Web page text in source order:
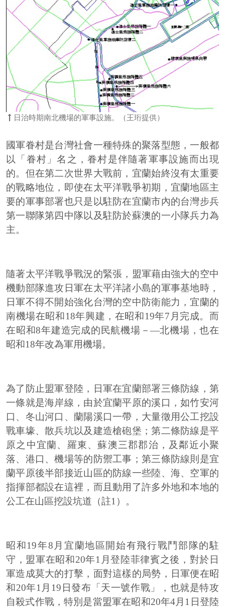
日治時期南北機場的軍事設施。（王珩提供）
國軍眷村是台灣社會一種特殊的聚落型態，一般都
以「眷村」名之，眷村是伴隨著軍事設施而出現
的。但在第二次世界大戰前，宜蘭始終沒有太重要
的戰略地位，即使在太平洋戰爭初期，宜蘭地區主
要的軍事部署也只是以駐防在宜蘭市內的台灣步兵
第一聯隊第四中隊以及駐防於蘇澳的一小隊兵力為
主。
隨著太平洋戰爭戰況的緊張，盟軍藉由強大的空中
機動部隊進攻日軍在太平洋諸小島的軍事基地時，
日軍不得不開始強化台灣的空中防衛能力，宜蘭的
南機場在昭和18年興建，在昭和19年7月完成。而
在昭和8年建造完成的民航機場－—北機場，也在
昭和18年改為軍用機場。
為了防止盟軍登陸，日軍在宜蘭部署三條防線，第
一條就是海岸線，由於宜蘭平原的溪口，如竹安河
口、冬山河口、蘭陽溪口一帶，大量徵用公工挖設
戰車壕、散兵坑以及建造槍砲堡；第二條防線是平
原之中宜蘭、羅東、蘇澳三郡郡治，及鄰近小聚
落、港口、機場等的防禦工事；第三條防線則是宜
蘭平原後半部接近山區的防線一些陸、海、空軍的
指揮部都設在這裡，而且動用了許多外地和本地的
公工在山區挖設坑道（註1）。
昭和19年8月宜蘭地區開始有飛行戰鬥部隊的駐
守，盟軍在昭和20年1月登陸菲律賓之後，對於日
軍造成莫大的打擊，面對這樣的局勢，日軍便在昭
和20年1月19日發布「天一號作戰」，也就是特攻
自殺式作戰，特別是當盟軍在昭和20年4月1日登陸